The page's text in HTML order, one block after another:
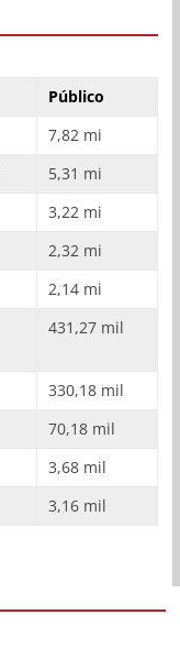
Público
7,82 mi
5,31 mi
3,22 mi
2,32 mi
2,14 mi
431,27 mil
330,18 mil
70,18 mil
3,68 mil
3,16 mil